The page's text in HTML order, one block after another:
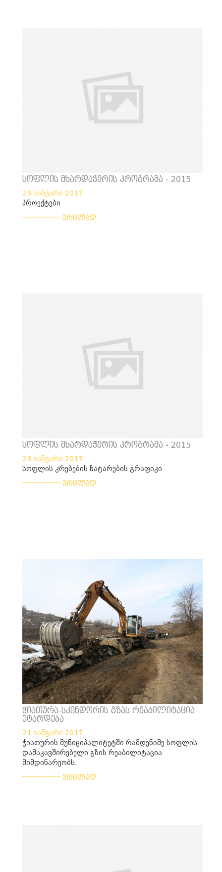
სოფლის მხარდაჭერის პროგრამა - 2015
23 იანვარი 2017
პროექტები
ვრცლად
სოფლის მხარდაჭერის პროგრამა - 2015
23 იანვარი 2017
სოფლის კრებების ჩატარების გრაფიკი
ვრცლად
ჭიათურა-სკინდორის გზას რეაბილიტაცია
უტარდება
21 იანვარი 2017
ჭიათურის მუნიციპალიტეტში რამდენიმე სოფლის
დამაკავშირებელი გზის რეაბილიტაცია
მიმდინარეობს.
ვრცლად